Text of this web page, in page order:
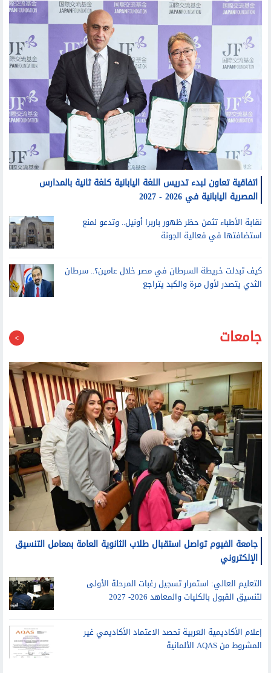
اتفاقية تعاون لبدء تدريس اللغة اليابانية كلغة ثانية بالمدارس
المصرية اليابانية في 2026 - 2027
نقابة الأطباء تثمن حظر ظهور باربرا أونيل.. وتدعو لمنع
كيف تبدلت خريطة السرطان في مصر خلال عامين؟.. سرطان
جامعات
جامعة الفيوم تواصل استقبال طلاب الثانوية العامة بمعامل التنسيق
الإلكتروني
التعليم العالي: استمرار تسجيل رغبات المرحلة الأولى
إعلام الأكاديمية العربية تحصد الاعتماد الأكاديمي غير